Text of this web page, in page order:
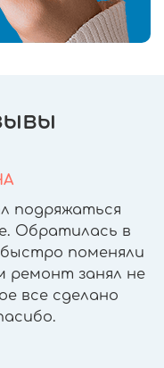
подряжаться
Обратилась в
поменяли
ремонт занял не
все сделано